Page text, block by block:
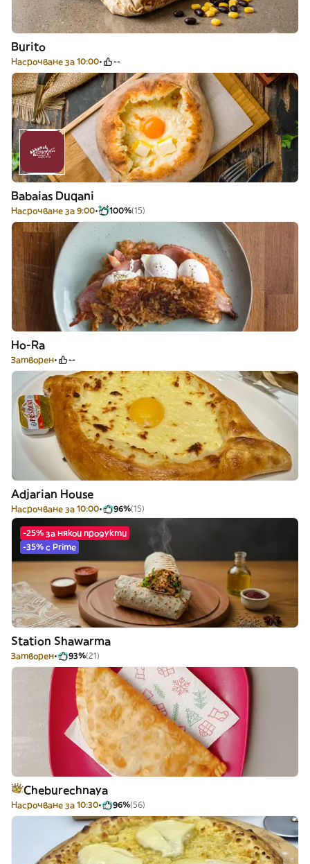
Burito
Насрочване за 10:00 --
Babaias Duqani
Насрочване за 9:00 100%(15)
Ho-Ra
Затворен --
Adjarian House
Насрочване за 10:00 96%(15)
-25% за някои продукти
-35% с Prime
Station Shawarma
Затворен 93%(21)
Cheburechnaya
Насрочване за 10:30 96%(56)